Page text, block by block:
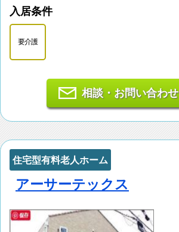
入居条件
要介護
相談・お問い合わせ
住宅型有料老人ホーム
アーサーテックス